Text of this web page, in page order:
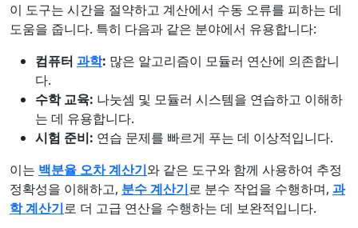
이 도구는 시간을 절약하고 계산에서 수동 오류를 피하는 데
도움을 줍니다. 특히 다음과 같은 분야에서 유용합니다:
컴퓨터 과학: 많은 알고리즘이 모듈러 연산에 의존합니
다.
수학 교육: 나눗셈 및 모듈러 시스템을 연습하고 이해하
는 데 유용합니다.
시험 준비: 연습 문제를 빠르게 푸는 데 이상적입니다.
이는 백분율 오차 계산기와 같은 도구와 함께 사용하여 추정
정확성을 이해하고, 분수 계산기로 분수 작업을 수행하며, 과
학 계산기로 더 고급 연산을 수행하는 데 보완적입니다.